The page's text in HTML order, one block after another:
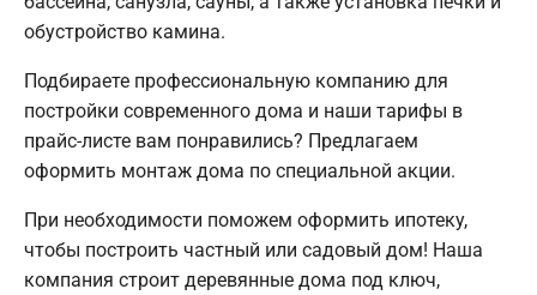
обустройство камина.
Подбираете профессиональную компанию для
постройки современного дома и наши тарифы в
прайс-листе вам понравились? Предлагаем
оформить монтаж дома по специальной акции.
При необходимости поможем оформить ипотеку,
чтобы построить частный или садовый дом! Наша
компания строит деревянные дома под ключ,